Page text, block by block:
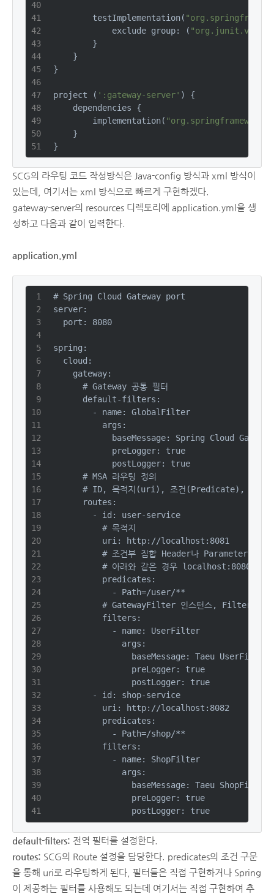
        testImplementation(
            exclude group: (
        }
    }
}
project ( ':gateway-server' ) {
    dependencies {
        implementation(
    }
}
SCG의 라우팅 코드 작성방식은 Java-config 방식과 xml 방식이
있는데, 여기서는 xml 방식으로 빠르게 구현하겠다.
gateway-server의 resources 디렉토리에 application.yml을 생
성하고 다음과 같이 입력한다.
application.yml
# Spring Cloud Gateway port
server:
  port: 8080
spring:
  cloud:
    gateway:
      # Gateway 공통 필터
      default-filters:
        - name: GlobalFilter
          args:
baseMessage: Spring Cloud
            preLogger: true
            postLogger: true
      # MSA 라우팅 정의
# ID, 목적지(uri), 조건(Predicate), 필터로
      routes:
        - id: user-service
          # 목적지
          uri: http://localhost:8081
# 조건부 집합 Header나 Parameter같은
# 아래와 같은 경우 localhost:8080/
          predicates:
            - Path=/user/**
# GatewayFilter 인스턴스, Filter에서는
          filters:
            - name: UserFilter
              args:
                baseMessage: Taeu UserFilter
                preLogger: true
                postLogger: true
        - id: shop-service
          uri: http://localhost:8082
          predicates:
            - Path=/shop/**
          filters:
            - name: ShopFilter
              args:
                baseMessage: Taeu ShopFilter
                preLogger: true
                postLogger: true
default-filters: 전역 필터를 설정한다.
routes: SCG의 Route 설정을 담당한다. predicates의 조건 구문
을 통해 uri로 라우팅하게 된다, 필터들은 직접 구현하거나 Spring
이 제공하는 필터를 사용해도 되는데 여기서는 직접 구현하여 추